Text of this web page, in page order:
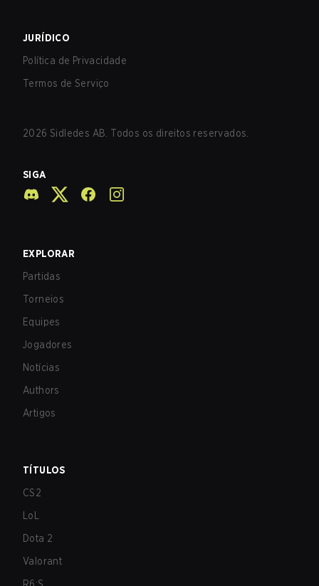
JURÍDICO
Política de Privacidade
Termos de Serviço
2026 Sidledes AB. Todos os direitos reservados.
SIGA
EXPLORAR
Partidas
Torneios
Equipes
Jogadores
Notícias
Authors
Artigos
TÍTULOS
CS2
LoL
Dota 2
Valorant